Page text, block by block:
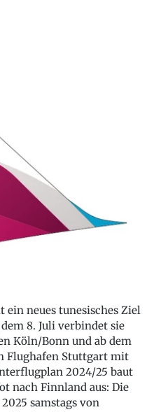
neues tunesisches Ziel
8. Juli verbindet sie
Köln/Bonn und ab dem
Flughafen Stuttgart mit
2024/25 baut
nach Finnland aus: Die
samstags von